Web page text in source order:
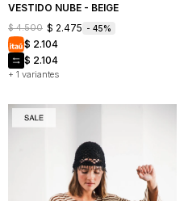
VESTIDO NUBE - BEIGE
+ 1 variantes
$ 4.500 $ 2.475 45
$ 2.104
$ 2.104
Shorts
y
faldas